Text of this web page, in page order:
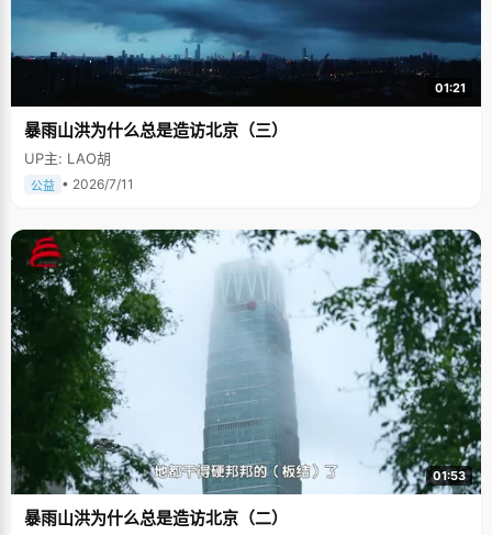
01:21
暴雨山洪为什么总是造访北京（三）
UP主: LAO胡
公益 • 2026/7/11
01:53
暴雨山洪为什么总是造访北京（二）